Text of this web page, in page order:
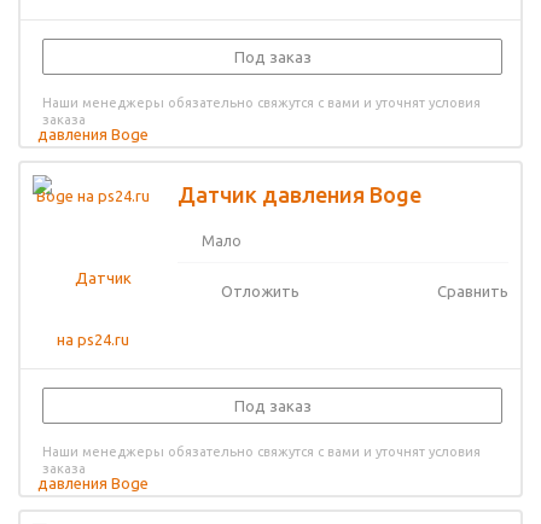
Под заказ
Наши менеджеры обязательно свяжутся с вами и уточнят условия
заказа
Датчик давления Boge
Мало
Отложить Сравнить
Под заказ
Наши менеджеры обязательно свяжутся с вами и уточнят условия
заказа